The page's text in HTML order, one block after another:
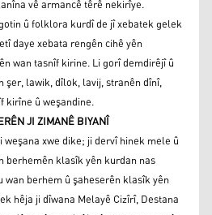
vê armancê têrê nekirîye.
û folklora kurdî de jî xebatek gelek
daye xebata rengên cihê yên
wan tasnîf kirine. Li gorî demdirêjî û
lawik, dîlok, lavij, stranên dînî,
kirîne û weşandine.
JI ZIMANÊ BIYANÎ
xwe dike; ji dervî hinek mele û
berhemên klasîk yên kurdan nas
berhem û şaheserên klasîk yên
hêja ji dîwana Melayê Cizîrî, Destana